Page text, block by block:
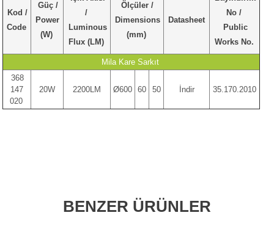
Kod /
Code
Güç /
Power
(W)
/
Luminous
Flux (LM)
Ölçüler /
Dimensions
(mm)
Datasheet
No /
Public
Works No.
Mila Kare Sarkıt
368
147
020
20W 2200LM Ø600 60 50 İndir 35.170.2010
BENZER ÜRÜNLER